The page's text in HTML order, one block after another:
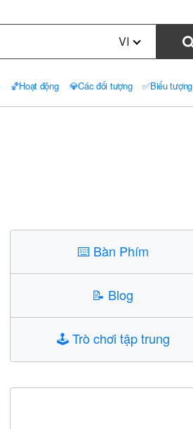
VI
🏀Hoạt động 💎Các đối tượng ✅Biểu tượng
⌨️ Bàn Phím
📝 Blog
🕹️Trò chơi tập trung